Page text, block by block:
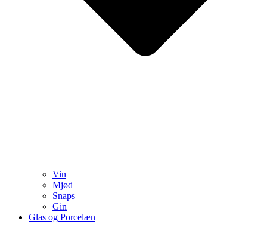
Vin
Mjød
Snaps
Gin
Glas og Porcelæn